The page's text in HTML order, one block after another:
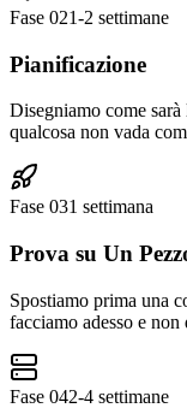
Fase 021-2 settimane
Pianificazione
Disegniamo come
qualcosa non vada
Fase 031 settimana
Prova su Un
Spostiamo prima una
facciamo adesso e
Fase 042-4 settimane